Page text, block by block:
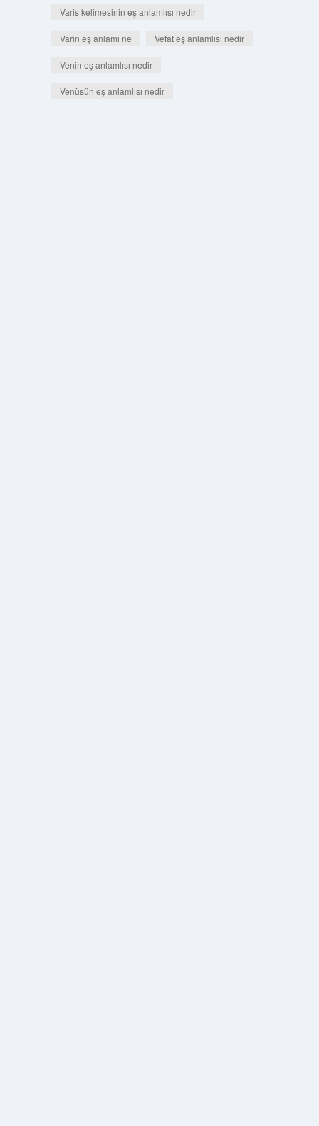
Varis kelimesinin eş anlamlısı nedir
Varın eş anlamı ne Vefat eş anlamlısı nedir
Venin eş anlamlısı nedir
Venüsün eş anlamlısı nedir